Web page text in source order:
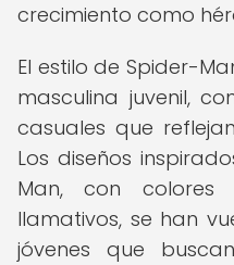
crecimiento como
El estilo de Spider-
masculina juvenil,
casuales que
Los diseños
Man, con colores
llamativos, se han
jóvenes que